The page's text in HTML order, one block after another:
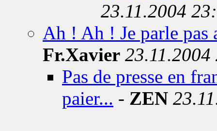
23.11.2004
Ah ! Ah ! Je parle pas
Fr.Xavier
Pas de presse en
paier... - ZEN